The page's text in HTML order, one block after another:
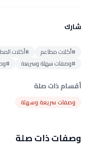
شارك
#أكلات مطاعم #أكلات
#وصفات سهلة وسريعة
أقسام ذات صلة
وصفات سريعة وسهلة
وصفات ذات صلة